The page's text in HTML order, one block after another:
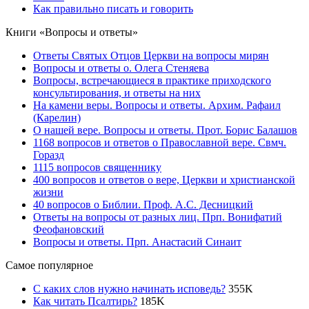
Как правильно писать и говорить
Книги «Вопросы и ответы»
Ответы Святых Отцов Церкви на вопросы мирян
Вопросы и ответы о. Олега Стеняева
Вопросы, встречающиеся в практике приходского
консультирования, и ответы на них
На камени веры. Вопросы и ответы. Архим. Рафаил
(Карелин)
О нашей вере. Вопросы и ответы. Прот. Борис Балашов
1168 вопросов и ответов о Православной вере. Свмч.
Горазд
1115 вопросов священнику
400 вопросов и ответов о вере, Церкви и христианской
жизни
40 вопросов о Библии. Проф. А.С. Десницкий
Ответы на вопросы от разных лиц. Прп. Вонифатий
Феофановский
Вопросы и ответы. Прп. Анастасий Синаит
Самое популярное
С каких слов нужно начинать исповедь? 355K
Как читать Псалтирь? 185K